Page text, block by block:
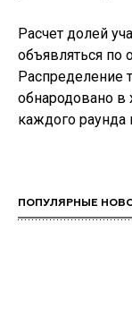
Расчет долей
объявляться по
Распределение
обнародовано в
каждого раунда
ПОПУЛЯРНЫЕ